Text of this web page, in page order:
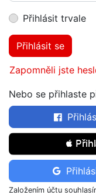
Přihlásit trvale
Přihlásit se
Zapomněli jste
Nebo se přihlaste

Založením účtu